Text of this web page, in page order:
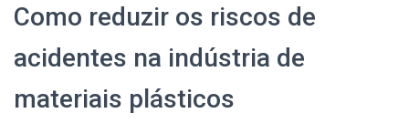
Como reduzir os riscos de
acidentes na indústria de
materiais plásticos